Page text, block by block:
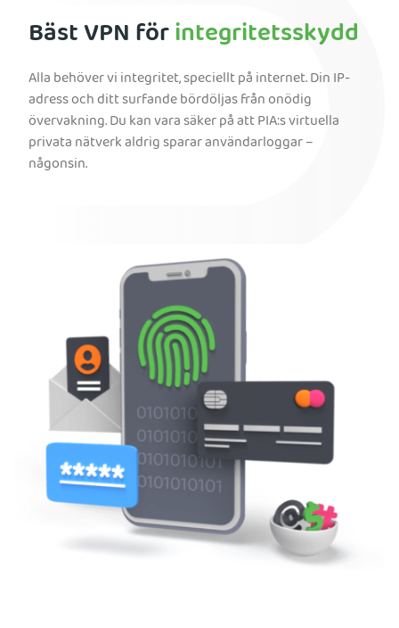
Bäst VPN förintegritetsskydd
Alla behöver vi integritet, speciellt på internet. Din IP-
adress och ditt surfande bördöljas från onödig
övervakning. Du kan vara säker på att PIA:s virtuella
privata nätverk aldrig sparar användarloggar –
någonsin.